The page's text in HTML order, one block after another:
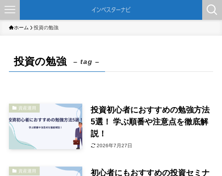
ホーム 投資の勉強
投資の勉強 – tag –
資産運用
投資初心者におすすめの勉強方法
5選！ 学ぶ順番や注意点を徹底解
説！
2026年7月27日
資産運用
初心者にもおすすめの投資セミナ